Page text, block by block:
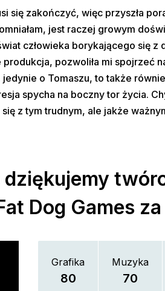
się zakończyć, więc przyszła
jest raczej growym
człowieka borykającego się z
produkcja, pozwoliła mi spojrzeć
jedynie o Tomaszu, to także
spycha na boczny tor życia.
z tym trudnym, ale jakże
dziękujemy
Dog Games
Grafika
80
Muzyka
70